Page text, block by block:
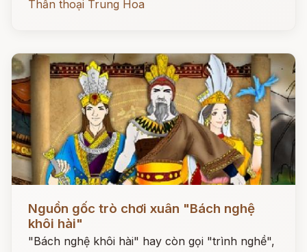
Thần thoại Trung Hoa
Đọc ngay
Nguồn gốc trò chơi xuân "Bách nghệ
khôi hài"
"Bách nghệ khôi hài" hay còn gọi "trình nghề",